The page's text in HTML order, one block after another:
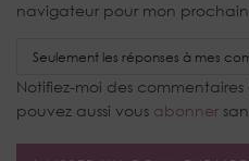
navigateur pour mon
Notifiez-moi des
pouvez aussi vous abonner